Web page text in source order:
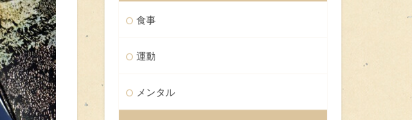
食事
運動
メンタル